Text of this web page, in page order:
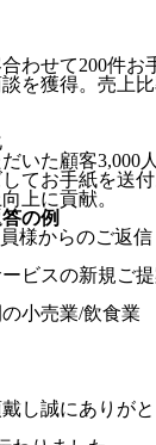
わせて200件お
を獲得。売上
いた顧客3,000
てお手紙を送
上に貢献。
の例
様からのご返信
ビスの新規ご
小売業/飲食業
し誠にありがと